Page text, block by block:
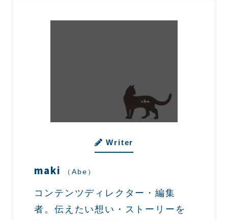
Writer
maki （Abe）
コンテンツディレクター・編集
者。伝えたい想い・ストーリーを